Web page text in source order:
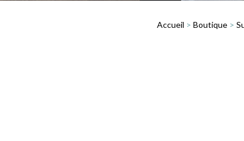
Accueil > Boutique >